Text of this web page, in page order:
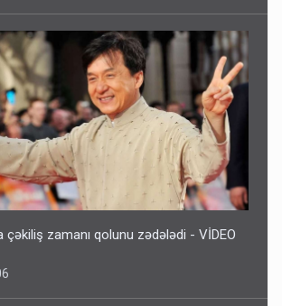
çəkiliş zamanı qolunu zədələdi - VİDEO